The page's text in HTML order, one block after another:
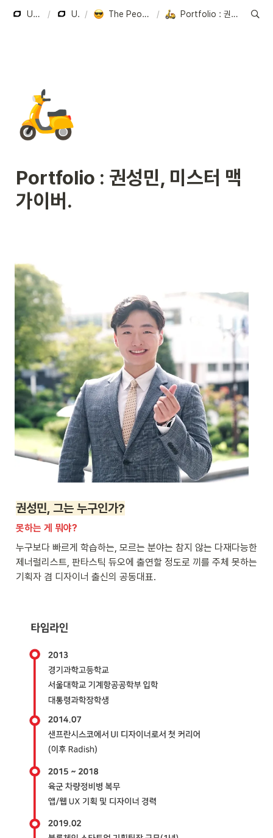
UNBOXERS / Untitled / The People Who Started Unboxers / Portfolio : 권성민, 미스터 맥가이버.
🛵
Portfolio : 권성민, 미스터 맥
가이버.
권성민, 그는 누구인가?
못하는 게 뭐야?
누구보다 빠르게 학습하는, 모르는 분야는 참지 않는 다재다능한
제너럴리스트, 판타스틱 듀오에 출연할 정도로 끼를 주체 못하는
기획자 겸 디자이너 출신의 공동대표.